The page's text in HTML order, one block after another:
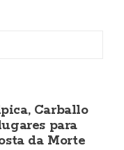
Carballo
para
da Morte